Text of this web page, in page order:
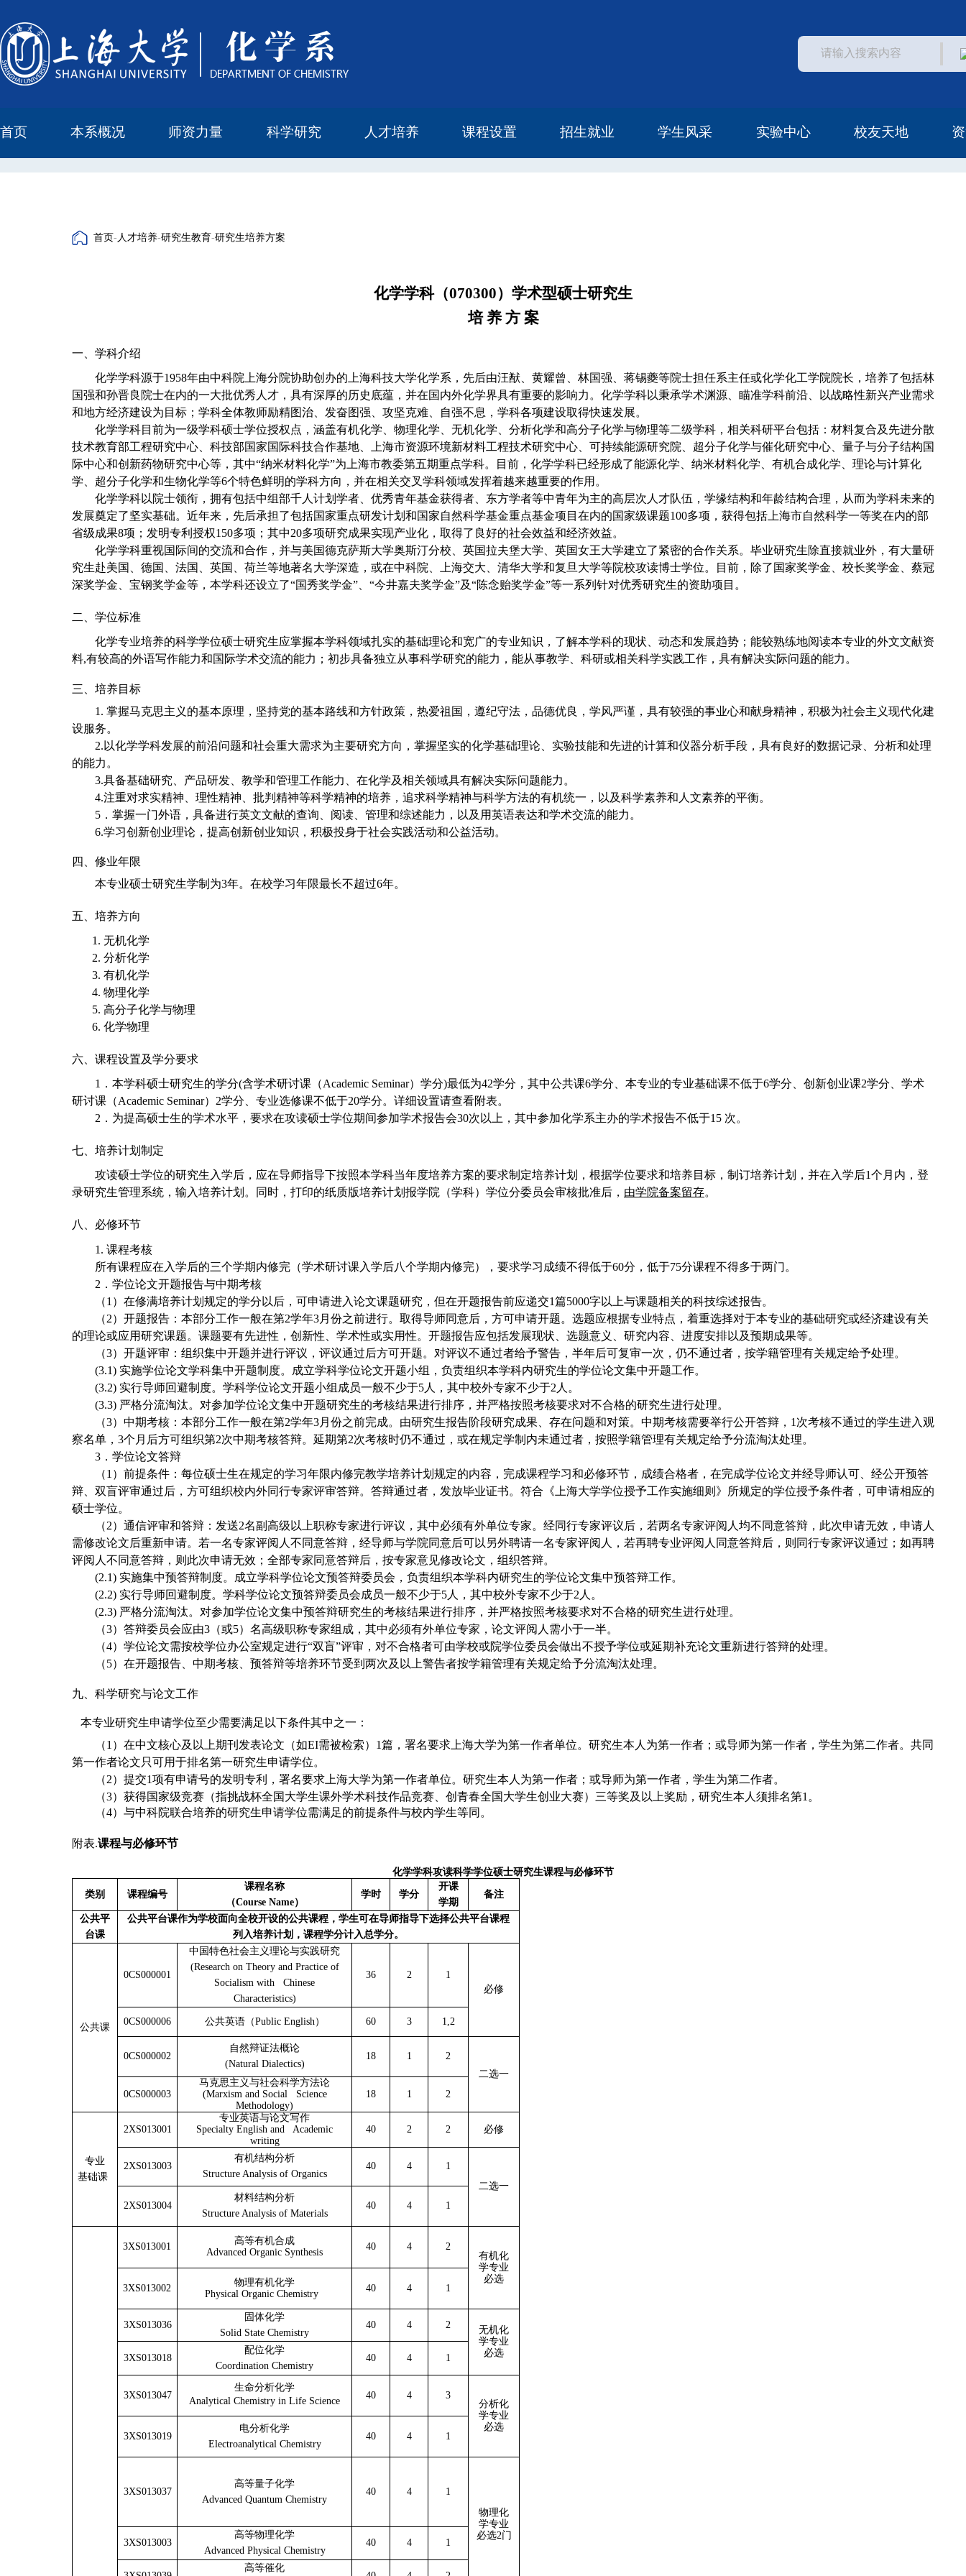
首页 本系概况 师资力量 科学研究 人才培养 课程设置 招生就业 学生风采 实验中心 校友天地
首页- 人才培养-研究生教育-研究生培养方案
化学学科（070300）学术型硕士研究生
培 养 方 案
一、学科介绍
化学学科源于1958年由中科院上海分院协助创办的上海科技大学化学系，先后由汪猷、黄耀曾、林国强、蒋锡夔等院士担任系主任或化学化工学院院长，培养了包括林
国强和孙晋良院士在内的一大批优秀人才，具有深厚的历史底蕴，并在国内外化学界具有重要的影响力。化学学科以秉承学术渊源、瞄准学科前沿、以战略性新兴产业需求
和地方经济建设为目标；学科全体教师励精图治、发奋图强、攻坚克难、自强不息，学科各项建设取得快速发展。
化学学科目前为一级学科硕士学位授权点，涵盖有机化学、物理化学、无机化学、分析化学和高分子化学与物理等二级学科，相关科研平台包括：材料复合及先进分散
技术教育部工程研究中心、科技部国家国际科技合作基地、上海市资源环境新材料工程技术研究中心、可持续能源研究院、超分子化学与催化研究中心、量子与分子结构国
际中心和创新药物研究中心等，其中“纳米材料化学”为上海市教委第五期重点学科。目前，化学学科已经形成了能源化学、纳米材料化学、有机合成化学、理论与计算化
学、超分子化学和生物化学等6个特色鲜明的学科方向，并在相关交叉学科领域发挥着越来越重要的作用。
化学学科以院士领衔，拥有包括中组部千人计划学者、优秀青年基金获得者、东方学者等中青年为主的高层次人才队伍，学缘结构和年龄结构合理，从而为学科未来的
发展奠定了坚实基础。近年来，先后承担了包括国家重点研发计划和国家自然科学基金重点基金项目在内的国家级课题100多项，获得包括上海市自然科学一等奖在内的部
省级成果8项；发明专利授权150多项；其中20多项研究成果实现产业化，取得了良好的社会效益和经济效益。
化学学科重视国际间的交流和合作，并与美国德克萨斯大学奥斯汀分校、英国拉夫堡大学、英国女王大学建立了紧密的合作关系。毕业研究生除直接就业外，有大量研
究生赴美国、德国、法国、英国、荷兰等地著名大学深造，或在中科院、上海交大、清华大学和复旦大学等院校攻读博士学位。目前，除了国家奖学金、校长奖学金、蔡冠
深奖学金、宝钢奖学金等，本学科还设立了“国秀奖学金”、“今井嘉夫奖学金”及“陈念贻奖学金”等一系列针对优秀研究生的资助项目。
二、学位标准
化学专业培养的科学学位硕士研究生应掌握本学科领域扎实的基础理论和宽广的专业知识，了解本学科的现状、动态和发展趋势；能较熟练地阅读本专业的外文文献资
料,有较高的外语写作能力和国际学术交流的能力；初步具备独立从事科学研究的能力，能从事教学、科研或相关科学实践工作，具有解决实际问题的能力。
三、培养目标
1. 掌握马克思主义的基本原理，坚持党的基本路线和方针政策，热爱祖国，遵纪守法，品德优良，学风严谨，具有较强的事业心和献身精神，积极为社会主义现代化建
设服务。
2. 以化学学科发展的前沿问题和社会重大需求为主要研究方向，掌握坚实的化学基础理论、实验技能和先进的计算和仪器分析手段，具有良好的数据记录、分析和处理
的能力。
3.具备基础研究、产品研发、教学和管理工作能力、在化学及相关领域具有解决实际问题能力。
4.注重对求实精神、理性精神、批判精神等科学精神的培养，追求科学精神与科学方法的有机统一，以及科学素养和人文素养的平衡。
5 ．掌握一门外语，具备进行英文文献的查询、阅读、管理和综述能力，以及用英语表达和学术交流的能力。
6.学习创新创业理论，提高创新创业知识，积极投身于社会实践活动和公益活动。
四、修业年限
本专业硕士研究生学制为3年。在校学习年限最长不超过6年。
五、培养方向
1. 无机化学
2. 分析化学
3. 有机化学
4. 物理化学
5. 高分子化学与物理
6. 化学物理
六、课程设置及学分要求
1 ．本学科硕士研究生的学分(含学术研讨课（Academic Seminar）学分)最低为42学分，其中公共课6学分、本专业的专业基础课不低于6学分、创新创业课2学分、学术
研讨课（Academic Seminar）2学分、专业选修课不低于20学分。详细设置请查看附表。
2 ．为提高硕士生的学术水平，要求在攻读硕士学位期间参加学术报告会30次以上，其中参加化学系主办的学术报告不低于15 次。
七、培养计划制定
攻读硕士学位的研究生入学后，应在导师指导下按照本学科当年度培养方案的要求制定培养计划，根据学位要求和培养目标，制订培养计划，并在入学后1个月内，登
录研究生管理系统，输入培养计划。同时，打印的纸质版培养计划报学院（学科）学位分委员会审核批准后， 由学院备案留存。
八、必修环节
1. 课程考核
所有课程应在入学后的三个学期内修完（学术研讨课入学后八个学期内修完），要求学习成绩不得低于60分，低于75分课程不得多于两门。
2 ．学位论文开题报告与中期考核
（1）在修满培养计划规定的学分以后，可申请进入论文课题研究，但在开题报告前应递交1篇5000字以上与课题相关的科技综述报告。
（2）开题报告：本部分工作一般在第2学年3月份之前进行。取得导师同意后，方可申请开题。选题应根据专业特点，着重选择对于本专业的基础研究或经济建设有关
的理论或应用研究课题。课题要有先进性，创新性、学术性或实用性。开题报告应包括发展现状、选题意义、研究内容、进度安排以及预期成果等。
（3）开题评审： 组织集中开题并进行评议，评议通过后方可开题。对评议不通过者给予警告，半年后可复审一次，仍不通过者，按学籍管理有关规定给予处理。
(3.1) 实施学位论文学科集中开题制度。成立学科学位论文开题小组，负责组织本学科内研究生的学位论文集中开题工作。
(3.2) 实行导师回避制度。学科学位论文开题小组成员一般不少于5人，其中校外专家不少于2人。
(3.3) 严格分流淘汰。对参加学位论文集中开题研究生的考核结果进行排序，并严格按照考核要求对不合格的研究生进行处理。
（3）中期考核：本部分工作一般在第2学年3月份之前完成。由研究生报告阶段研究成果、存在问题和对策。中期考核需要举行公开答辩，1次考核不通过的学生进入观
察名单，3个月后方可组织第2次中期考核答辩。延期第2次考核时仍不通过，或在规定学制内未通过者，按照学籍管理有关规定给予分流淘汰处理。
3 ．学位论文答辩
（1）前提条件：每位硕士生在规定的学习年限内修完教学培养计划规定的内容，完成课程学习和必修环节，成绩合格者，在完成学位论文并经导师认可、经公开预答
辩、双盲评审通过后，方可组织校内外同行专家评审答辩。答辩通过者，发放毕业证书。符合《上海大学学位授予工作实施细则》所规定的学位授予条件者，可申请相应的
硕士学位。
（2）通信评审和答辩： 发送2名副高级以上职称专家进行评议，其中必须有外单位专家。经同行专家评议后，若两名专家评阅人均不同意答辩，此次申请无效，申请人
需修改论文后重新申请。若一名专家评阅人不同意答辩，经导师与学院同意后可以另外聘请一名专家评阅人，若再聘专业评阅人同意答辩后，则同行专家评议通过；如再聘
评阅人不同意答辩，则此次申请无效；全部专家同意答辩后，按专家意见修改论文，组织答辩。
(2.1) 实施集中预答辩制度。成立学科学位论文预答辩委员会，负责组织本学科内研究生的学位论文集中预答辩工作。
(2.2) 实行导师回避制度。学科学位论文预答辩委员会成员一般不少于5人，其中校外专家不少于2人。
(2.3) 严格分流淘汰。对参加学位论文集中预答辩研究生的考核结果进行排序，并严格按照考核要求对不合格的研究生进行处理。
（3）答辩委员会应由3（或5）名高级职称专家组成，其中必须有外单位专家，论文评阅人需小于一半。
（4）学位论文需按校学位办公室规定进行“双盲”评审，对不合格者可由学校或院学位委员会做出不授予学位或延期补充论文重新进行答辩的处理。
（5） 在开题报告、中期考核、预答辩等培养环节受到两次及以上警告者按学籍管理有关规定给予分流淘汰处理。
九、科学研究与论文工作
本专业研究生申请学位至少需要满足以下条件其中之一：
（1）在中文核心及以上期刊发表论文（如EI需被检索）1篇，署名要求上海大学为第一作者单位。研究生本人为第一作者；或导师为第一作者，学生为第二作者。共同
第一作者论文只可用于排名第一研究生申请学位。
（2）提交1项有申请号的发明专利，署名要求上海大学为第一作者单位。研究生本人为第一作者；或导师为第一作者，学生为第二作者。
（3）获得国家级竞赛（指挑战杯全国大学生课外学术科技作品竞赛、创青春全国大学生创业大赛）三等奖及以上奖励，研究生本人须排名第1。
（4）与中科院联合培养的研究生申请学位需满足的前提条件与校内学生等同。
附表.课程与必修环节
化学学科攻读科学学位硕士研究生课程与必修环节
类别 课程编号
课程名称
（Course Name）
学时 学分
开课
学期
备注
公共平
台课
公共平台课作为学校面向全校开设的公共课程，学生可在导师指导下选择公共平台课程
列入培养计划，课程学分计入总学分。
公共课
0CS000001
中国特色社会主义理论与实践研究
(Research on Theory and Practice of
Socialism with Chinese
Characteristics)
36 2
1
必修
0CS000006 公共英语（Public English） 60 3 1,2
0CS000002
自然辩证法概论
(Natural Dialectics)
18 1
2
二选一
0CS000003
马克思主义与社会科学方法论
(Marxism and Social Science
Methodology)
18 1 2
专业
基础课
2XS013001
专业英语与论文写作
Specialty English and Academic
writing
40 2 2 必修
2XS013003
有机结构分析
Structure Analysis of Organics
40 4
1
二选一
2XS013004
材料结构分析
Structure Analysis of Materials
40 4 1
3XS013001
高等有机合成
Advanced Organic Synthesis
40 4
2
有机化
学专业
必选
3XS013002
物理有机化学
Physical Organic Chemistry
40 4 1
3XS013036
固体化学
Solid State Chemistry
40 4 2
无机化
学专业
必选
3XS013018
配位化学
Coordination Chemistry
40 4 1
3XS013047
生命分析化学
Analytical Chemistry in Life Science
40 4
3
分析化
学专业
必选
3XS013019
电分析化学
Electroanalytical Chemistry
40 4 1
3XS013037
高等量子化学
Advanced Quantum Chemistry
40 4
1
物理化
学专业
必选2门
3XS013003
高等物理化学
Advanced Physical Chemistry
40 4 1
高等催化